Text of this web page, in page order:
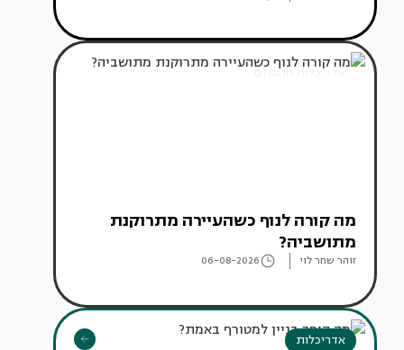
אדריכלות מהעולם
מה קורה לנוף כשהעיירה מתרוקנת
מתושביה?
זוהר שחר לוי 06-08-2026
אדריכלות